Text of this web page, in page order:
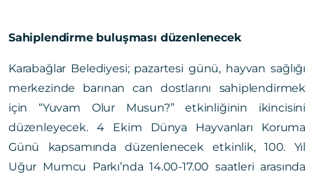
Sahiplendirme buluşması düzenlenecek
Karabağlar Belediyesi; pazartesi günü, hayvan sağlığı
merkezinde barınan can dostlarını sahiplendirmek
için “Yuvam Olur Musun?” etkinliğinin ikincisini
düzenleyecek. 4 Ekim Dünya Hayvanları Koruma
Günü kapsamında düzenlenecek etkinlik, 100. Yıl
Uğur Mumcu Parkı’nda 14.00-17.00 saatleri arasında